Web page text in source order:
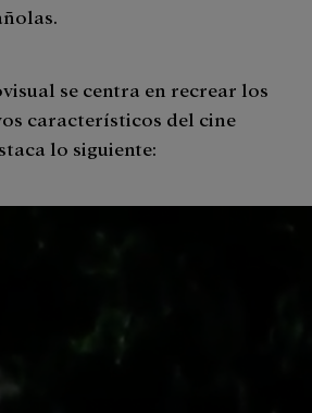
se centra en recrear los
característicos del cine
lo siguiente: